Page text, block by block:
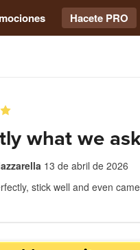
Hacete PRO
what we
13 de abril de 2026
stick well and even